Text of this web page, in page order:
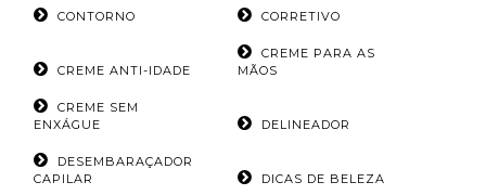
CONTORNO CORRETIVO
CREME ANTI-IDADE
CREME PARA AS
MÃOS
CREME SEM
ENXÁGUE
DELINEADOR
DESEMBARAÇADOR
CAPILAR
DICAS DE BELEZA